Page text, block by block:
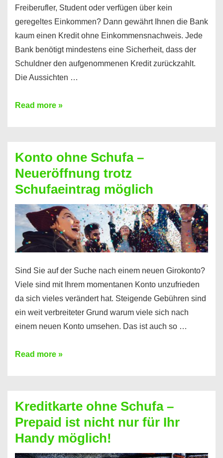
Freiberufler, Student oder verfügen über kein
geregeltes Einkommen? Dann gewährt Ihnen die Bank
kaum einen Kredit ohne Einkommensnachweis. Jede
Bank benötigt mindestens eine Sicherheit, dass der
Schuldner den aufgenommenen Kredit zurückzahlt.
Die Aussichten …
Mit
Sie
einen
Kredit
ohne
Einkommensnachweis
Read more »
Konto ohne Schufa –
Neueröffnung trotz
Schufaeintrag möglich
Sind Sie auf der Suche nach einem neuen Girokonto?
Viele sind mit Ihrem momentanen Konto unzufrieden
da sich vieles verändert hat. Steigende Gebühren sind
ein weit verbreiteter Grund warum viele sich nach
einem neuen Konto umsehen. Das ist auch so …
Konto
Neueröffnung
trotz
Schufaeintrag
möglich
Read more »
Kreditkarte ohne Schufa –
Prepaid ist nicht nur für Ihr
Handy möglich!